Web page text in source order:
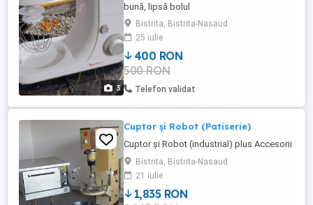
3
bună, lipsă bolul
Bistrita, Bistrita-Nasaud
25 iulie
400 RON
500 RON
Telefon validat
Cuptor și Robot (Patiserie)
Cuptor și Robot (industrial) plus Accesorii
Bistrita, Bistrita-Nasaud
21 iulie
1,835 RON